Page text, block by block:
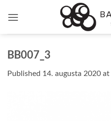
BB007_3
Published 14. augusta 2020 at